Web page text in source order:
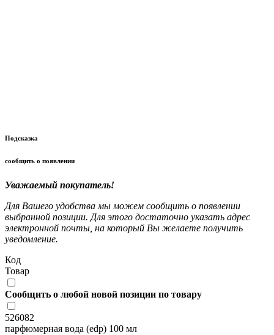
Подсказка
сообщить о появлении
Уважаемый покупатель!
Для Вашего удобства мы можем сообщить о появлении
выбранной позиции. Для этого достаточно указать адрес
электронной почты, на который Вы желаете получить
уведомление.
Код
Товар
Сообщить о любой новой позиции по товару
526082
парфюмерная вода (edp) 100 мл